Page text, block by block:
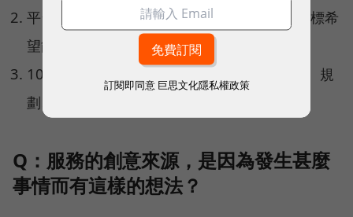
平台目前在台灣心理界已受極大矚目。下一目標希
望能普及到每一個人生活中。
100%行動力代表，鼓勵優秀的團隊自行思考、規
劃、然後執行。"
Q：服務的創意來源，是因為發生甚麼
事情而有這樣的想法？
訂閱即同意 巨思文化隱私權政策